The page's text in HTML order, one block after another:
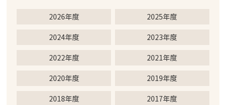
2026年度 2025年度
2024年度 2023年度
2022年度 2021年度
2020年度 2019年度
2018年度 2017年度